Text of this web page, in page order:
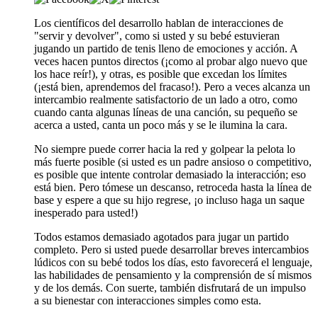
Los científicos del desarrollo hablan de interacciones de
"servir y devolver", como si usted y su bebé estuvieran
jugando un partido de tenis lleno de emociones y acción. A
veces hacen puntos directos (¡como al probar algo ​nuevo que
los hace reír!), y otras, es posible que excedan los límites
(¡está bien, aprendemos del fracaso!). Pero a veces alcanza un
intercambio realmente satisfactorio de un lado a otro, como
cuando canta algunas líneas de una canción, su pequeño se
acerca a usted, canta un poco más y se le ilumina la cara.
No siempre puede correr hacia la red y golpear la pelota lo
más fuerte posible (si usted es un padre ansioso o competitivo,
es posible que intente controlar demasiado la interacción; eso
está bien. Pero tómese un descanso, retroceda hasta la línea de
base y espere a que su hijo regrese, ¡o incluso haga un saque
inesperado para usted!)
Todos estamos demasiado agotados para jugar un partido
completo. Pero si usted puede desarrollar breves intercambios
lúdicos con su bebé todos los días, esto favorecerá el lenguaje,
las habilidades de pensamiento y la comprensión de sí mismos
y de los demás. Con suerte, también disfrutará de un impulso
a su bienestar con interacciones simples como esta.